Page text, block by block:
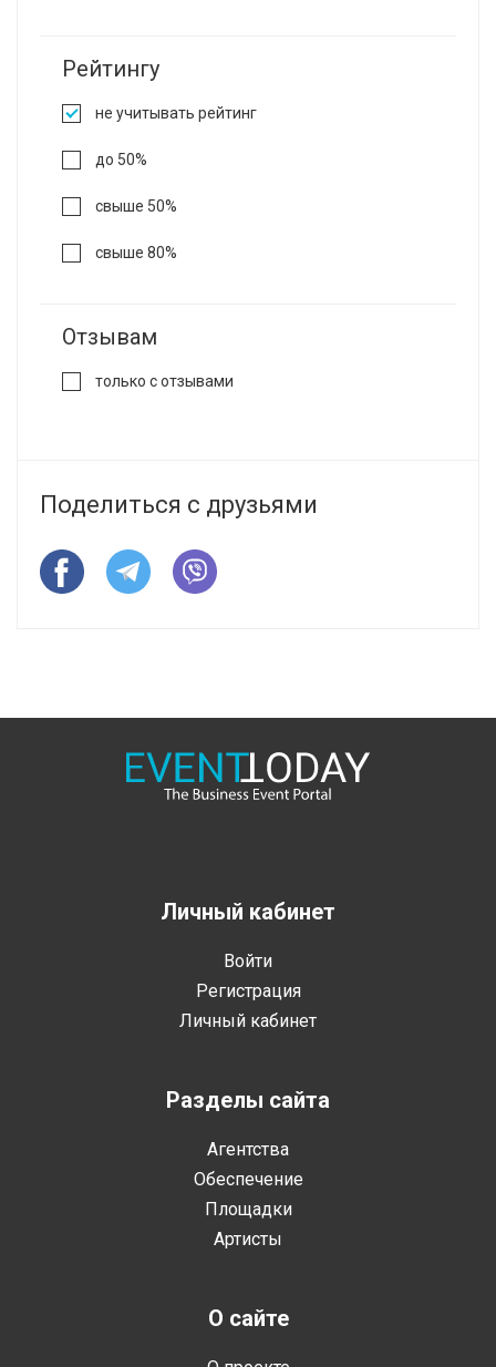
Рейтингу
не учитывать рейтинг
до 50%
свыше 50%
свыше 80%
Отзывам
только с отзывами
Поделиться с друзьями
Личный кабинет
Войти
Регистрация
Личный кабинет
Разделы сайта
Агентства
Обеспечение
Площадки
Артисты
О сайте